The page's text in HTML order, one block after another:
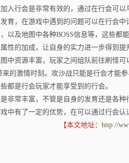
入行会是非常有效的，通过在行会可
育，在游戏中遇到的问题可以在行会
以及地图中各种BOSS信息等，这些都
性的加成，让自身的实力进一步得到
中资源丰富，玩家之间组队前往刷怪可
的激情时刻。攻沙战只能是行会才能
都是行会玩家才能享受到的行会。
非常丰富，不管是自身的发育还是各
中有了一定的优势，在可以通过行会认
【本文地址： http://